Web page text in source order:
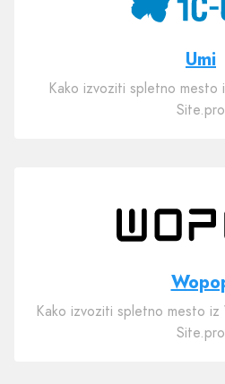
Umi
Kako izvoziti spletno mesto
Site.pro
Kako izvoziti spletno mesto
Site.pro